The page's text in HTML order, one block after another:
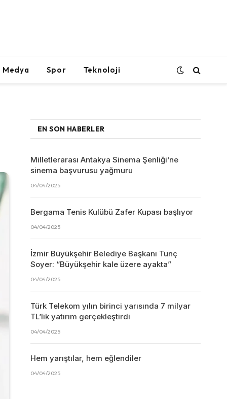
Medya Spor Teknoloji
EN SON HABERLER
Milletlerarası Antakya Sinema Şenliği’ne
sinema başvurusu yağmuru
04/04/2025
Bergama Tenis Kulübü Zafer Kupası başlıyor
04/04/2025
İzmir Büyükşehir Belediye Başkanı Tunç
Soyer: “Büyükşehir kale üzere ayakta”
04/04/2025
Türk Telekom yılın birinci yarısında 7 milyar
TL’lik yatırım gerçekleştirdi
04/04/2025
Hem yarıştılar, hem eğlendiler
04/04/2025